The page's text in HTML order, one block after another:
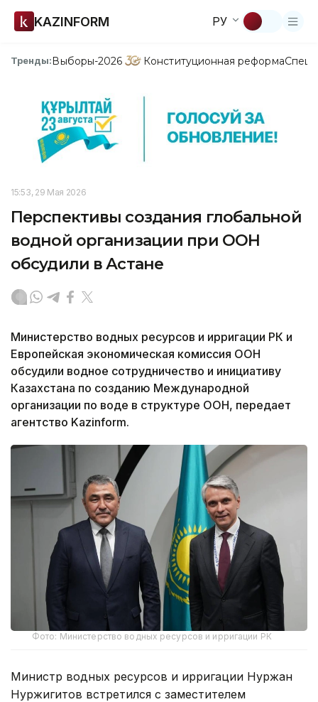
KAZINFORM РУ
Тренды:Выборы-2026 Конституционная реформа
15:53, 29 Мая 2026
Перспективы создания глобальной
водной организации при ООН
обсудили в Астане
Министерство водных ресурсов и ирригации РК и
Европейская экономическая комиссия ООН
обсудили водное сотрудничество и инициативу
Казахстана по созданию Международной
организации по воде в структуре ООН, передает
агентство Kazinform.
Фото: Министерство водных ресурсов и ирригации РК
Министр водных ресурсов и ирригации Нуржан
Нуржигитов встретился с заместителем